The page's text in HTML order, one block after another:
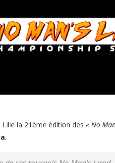
Lille la 21ème édition des « No
.